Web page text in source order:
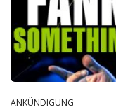
ANKÜNDIGUNG